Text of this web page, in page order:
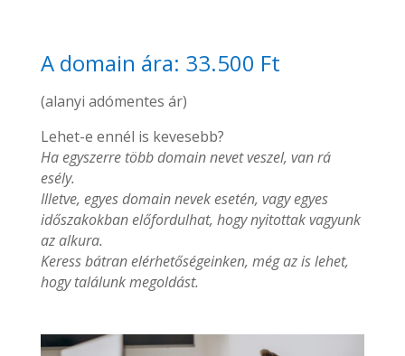
A domain ára: 33.500 Ft
(alanyi adómentes ár)
Lehet-e ennél is kevesebb?
Ha egyszerre több domain nevet veszel, van rá
esély.
Illetve, egyes domain nevek esetén, vagy egyes
időszakokban előfordulhat, hogy nyitottak vagyunk
az alkura.
Keress bátran elérhetőségeinken, még az is lehet,
hogy találunk megoldást.